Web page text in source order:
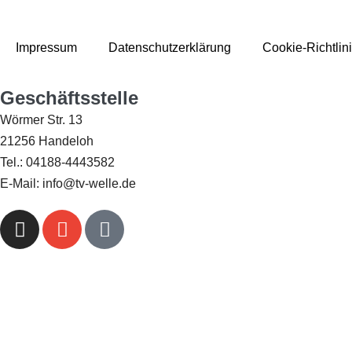
Impressum Datenschutzerklärung Cookie-
Geschäftsstelle
Wörmer Str. 13
21256 Handeloh
Tel.: 04188-4443582
E-Mail: info@tv-welle.de